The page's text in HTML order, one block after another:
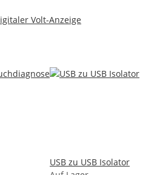
Volt-Anzeige
USB zu USB Isolator